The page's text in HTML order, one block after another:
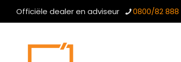
Officiële dealer en adviseur 0800/82 888